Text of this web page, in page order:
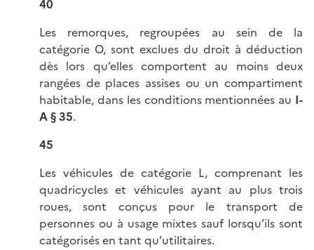
40
Les remorques, regroupées au sein de la
catégorie O, sont exclues du droit à déduction
dès lors qu’elles comportent au moins deux
rangées de places assises ou un compartiment
habitable, dans les conditions mentionnées au I-
A § 35.
45
Les véhicules de catégorie L, comprenant les
quadricycles et véhicules ayant au plus trois
roues, sont conçus pour le transport de
personnes ou à usage mixtes sauf lorsqu’ils sont
catégorisés en tant qu’utilitaires.